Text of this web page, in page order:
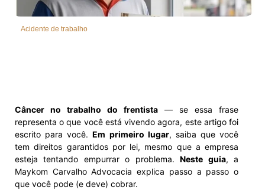
Acidente de trabalho
Câncer no trabalho do frentista — se essa frase
representa o que você está vivendo agora, este artigo foi
escrito para você.Em primeiro lugar, saiba que você
tem direitos garantidos por lei, mesmo que a empresa
esteja tentando empurrar o problema.Neste guia, a
Maykom Carvalho Advocacia explica passo a passo o
que você pode (e deve) cobrar.